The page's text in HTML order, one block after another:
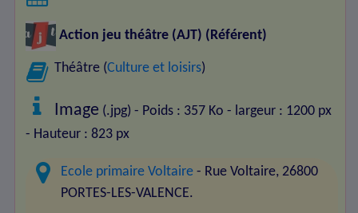
Action jeu théâtre (AJT) (Référent)
Théâtre (Culture et loisirs)
Image (.jpg) - Poids : 357 Ko - largeur : 1200 px
- Hauteur : 823 px
Ecole primaire Voltaire - Rue Voltaire, 26800
PORTES-LES-VALENCE.